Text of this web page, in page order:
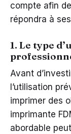
compte afin
répondra à
1. Le type
Avant
l’utilisation
imprimer des
imprimante
abordable